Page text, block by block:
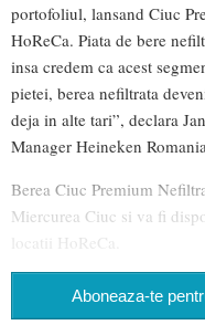
portofoliul, lansand Ciuc
HoReCa. Piata de bere
insa credem ca acest
pietei, berea nefiltrata
deja in alte tari”, declara
Manager Heineken
Berea Ciuc Premium
Miercurea Ciuc si va fi
locatii HoReCa.
Aboneaza-te